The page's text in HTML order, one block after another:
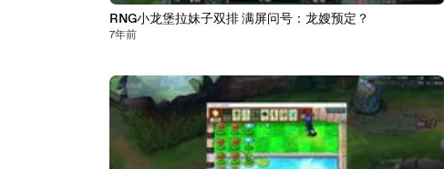
RNG小龙堡拉妹子双排 满屏问号：龙嫂预定？
7年前